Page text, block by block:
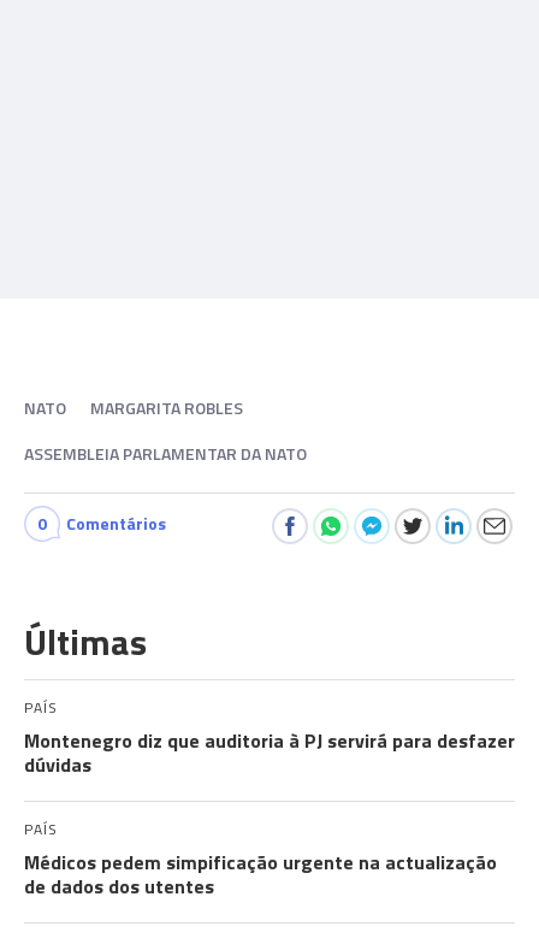
NATO
MARGARITA ROBLES
ASSEMBLEIA PARLAMENTAR DA NATO
0 Comentários
Últimas
PAÍS
Montenegro diz que auditoria à PJ servirá para desfazer
dúvidas
PAÍS
Médicos pedem simpificação urgente na actualização
de dados dos utentes